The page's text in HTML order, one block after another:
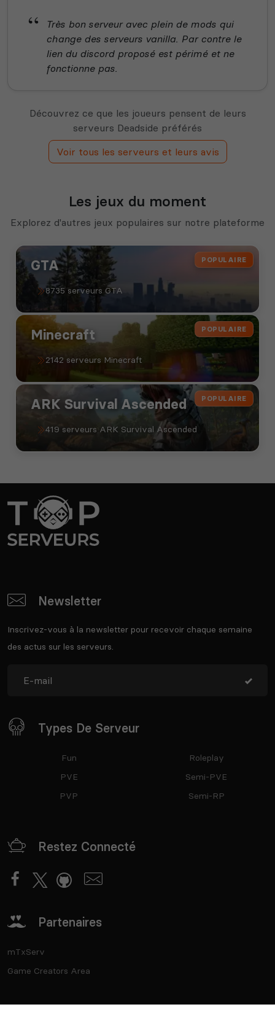
Très bon serveur avec plein de mods qui
change des serveurs vanilla. Par contre le
lien du discord proposé est périmé et ne
fonctionne pas.
Découvrez ce que les joueurs pensent de leurs
serveurs Deadside préférés
Voir tous les serveurs et leurs avis
Les jeux du moment
Explorez d'autres jeux populaires sur notre plateforme
POPULAIRE
GTA
8735 serveurs GTA
POPULAIRE
Minecraft
2142 serveurs Minecraft
POPULAIRE
ARK Survival Ascended
419 serveurs ARK Survival Ascended
Newsletter
Inscrivez-vous à la newsletter pour recevoir chaque semaine
des actus sur les serveurs.
Types De Serveur
Fun
PVE
PVP
Roleplay
Semi-PVE
Semi-RP
Restez Connecté
Partenaires
mTxServ
Game Creators Area